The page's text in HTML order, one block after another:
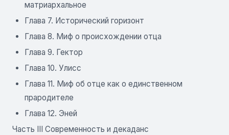
матриархальное
Глава 7. Исторический горизонт
Глава 8. Миф о происхождении отца
Глава 9. Гектор
Глава 10. Улисс
Глава 11. Миф об отце как о единственном
прародителе
Глава 12. Эней
Часть III Современность и декаданс